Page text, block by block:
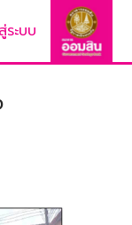
ระบบ